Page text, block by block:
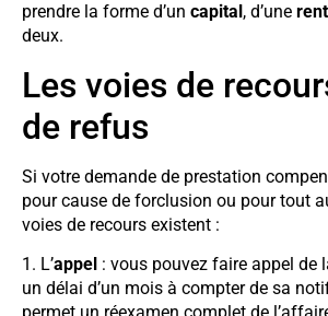
prendre la forme d’un capital , d’une
deux.
Les voies de
de refus
Si votre demande de prestation
pour cause de forclusion ou pour tout
voies de recours existent :
1. L’appel : vous pouvez faire appel de
un délai d’un mois à compter de sa